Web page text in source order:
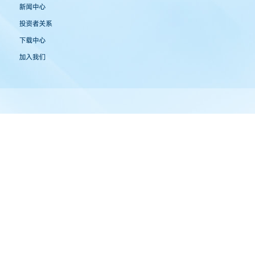
新闻中心
投资者关系
下载中心
加入我们